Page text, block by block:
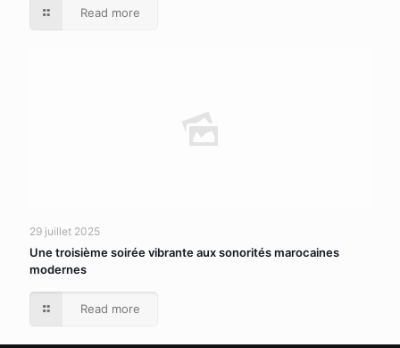
Read more
29 juillet 2025
Une troisième soirée vibrante aux sonorités marocaines
modernes
Read more